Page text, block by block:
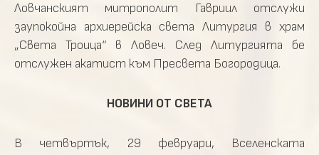
Ловчанският митрополит Гавриил отслужи
заупокойна архиерейска света Литургия в храм
„Света Троица“ в Ловеч. След Литургията бе
отслужен акатист към Пресвета Богородица.
НОВИНИ ОТ СВЕТА
В четвъртък, 29 февруари, Вселенската